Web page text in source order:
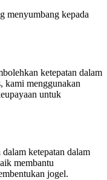
menyumbang kepada
ketepatan dalam
kami menggunakan
untuk
ketepatan dalam
membantu
jogel.